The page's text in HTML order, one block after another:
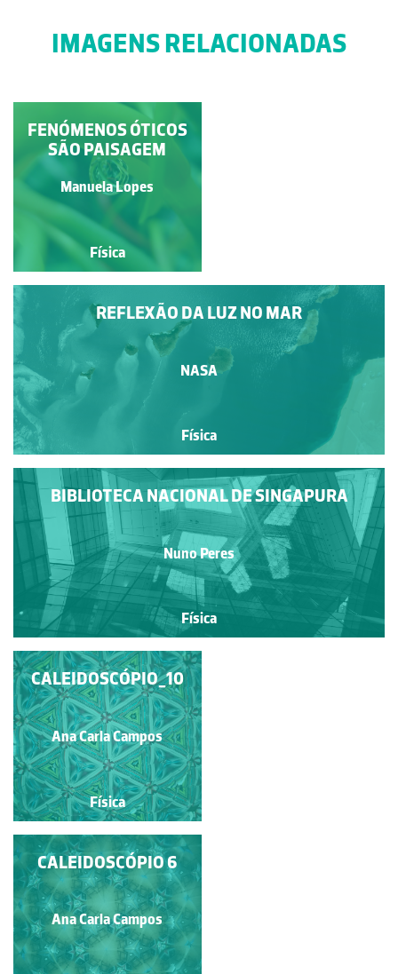
IMAGENS RELACIONADAS
REFLEXÃO E
REFRAÇÃO DA LUZ
Alvaro Folhas
Física
REFLEXÃO DA LUZ NO MAR
NASA
Física
BIBLIOTECA NACIONAL DE SINGAPURA
Nuno Peres
Física
FENÓMENOS ÓTICOS
SÃO PAISAGEM
Manuela Lopes
Física
CALEIDOSCÓPIO_11
Ana Carla Campos
Física
CALEIDOSCÓPIO_10
Ana Carla Campos
Física
CALEIDOSCÓPIO_9
Ana Carla Campos
CALEIDOSCÓPIO 6
Ana Carla Campos